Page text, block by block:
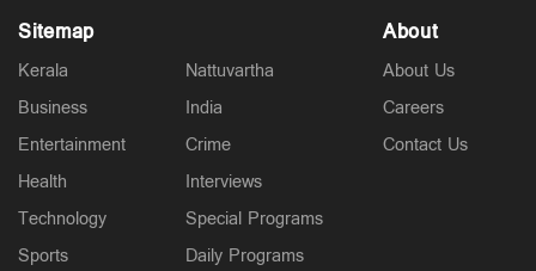
Sitemap
Kerala
Business
Entertainment
Health
Technology
Sports
Nattuvartha
India
Crime
Interviews
Special Programs
Daily Programs
About
About Us
Careers
Contact Us